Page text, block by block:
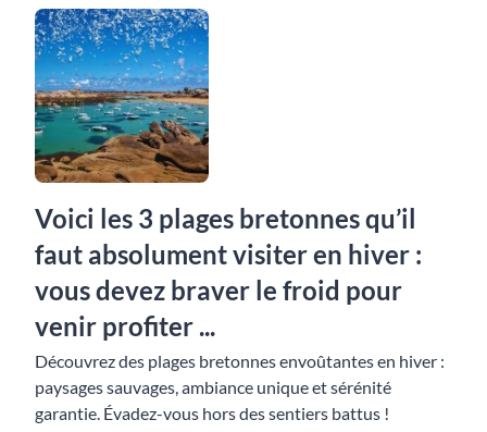
Voici les 3 plages bretonnes qu’il
faut absolument visiter en hiver :
vous devez braver le froid pour
venir profiter ...
Découvrez des plages bretonnes envoûtantes en hiver :
paysages sauvages, ambiance unique et sérénité
garantie. Évadez-vous hors des sentiers battus !